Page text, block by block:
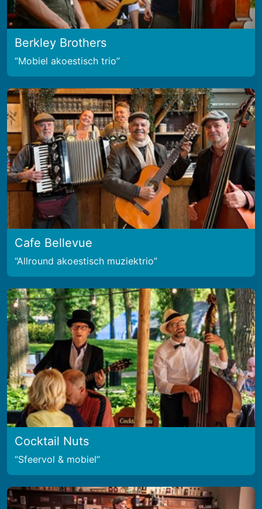
Berkley Brothers
Mobiel akoestisch trio
Cafe Bellevue
Allround akoestisch muziektrio
Cocktail Nuts
Sfeervol & mobiel